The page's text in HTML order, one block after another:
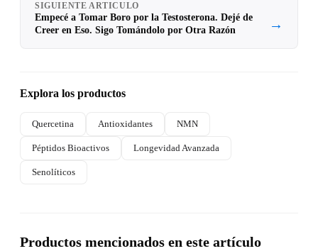
SIGUIENTE ARTICULO
Empecé a Tomar Boro por la Testosterona. Dejé de
Creer en Eso. Sigo Tomándolo por Otra Razón
→
Explora los productos
Quercetina Antioxidantes NMN
Péptidos Bioactivos Longevidad Avanzada
Senolíticos
Productos mencionados en este artículo